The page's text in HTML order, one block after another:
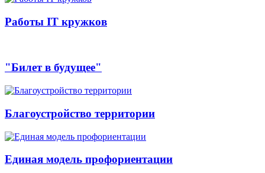
Работы IT кружков
"Билет в будущее"
Благоустройство территории
Единая модель профориентации